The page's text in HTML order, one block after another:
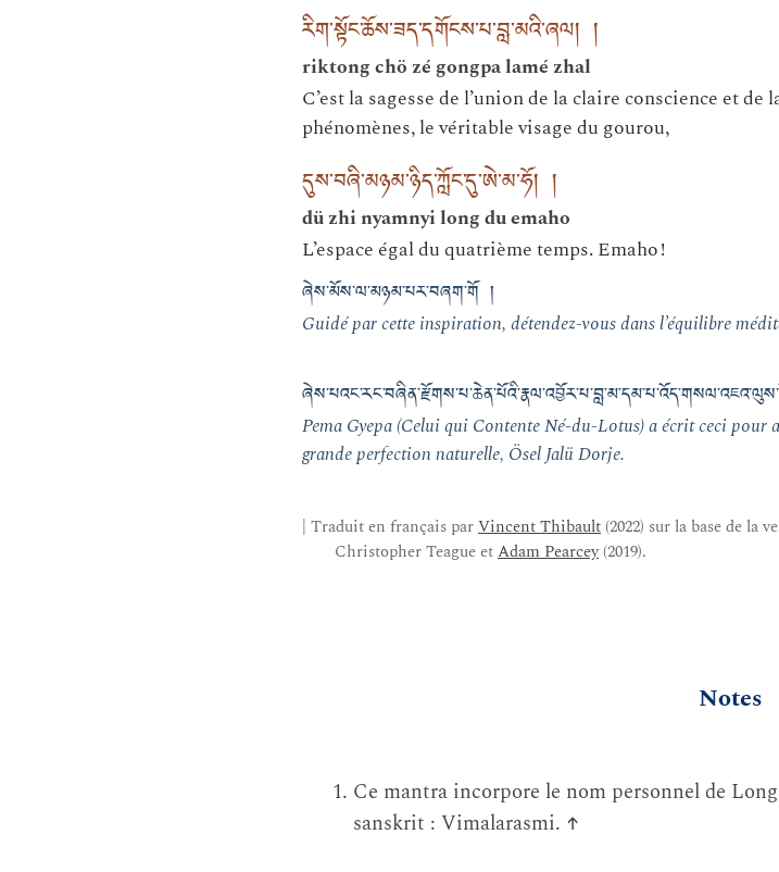
རིག་སྟོང་ཆོས་ཟད་དགོངས་པ་བླ་མའི་ཞལ། །
riktong chö zé gongpa lamé zhal
C’est la sagesse de l’union de la claire conscience et de
phénomènes, le véritable visage du gourou,
དུས་བཞི་མཉམ་ཉིད་ཀློང་དུ་ཨེ་མ་ཧོ། །
dü zhi nyamnyi long du emaho
L’espace égal du quatrième temps. Emaho !
ཞེས་མོས་ལ་མཉམ་པར་བཞག་གོ །
Guidé par cette inspiration, détendez-vous dans l’équilibre
Pema Gyepa (Celui qui Contente Né-du-Lotus) a écrit ceci pour
grande perfection naturelle, Ösel Jalü Dorje.
| Traduit en français parVincent Thibault(2022) sur la base de la
Christopher Teague etAdam Pearcey(2019).
Notes
Ce mantra incorpore le nom personnel de
sanskrit : Vimalarasmi. ↑